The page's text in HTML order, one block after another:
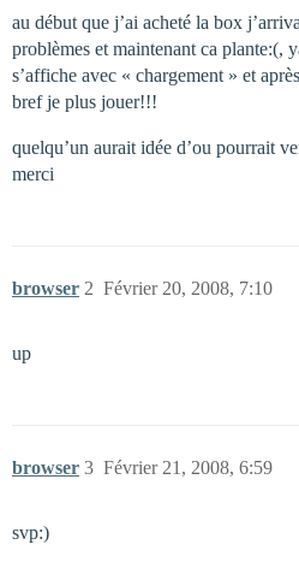
au début que j’ai acheté la box
problèmes et maintenant ca plante:(,
s’affiche avec « chargement » et
bref je plus jouer!!!
quelqu’un aurait idée d’ou pourrait
merci
browser Février 20, 2008, 7:10
2
up
browser Février 21, 2008, 6:59
3
svp:)